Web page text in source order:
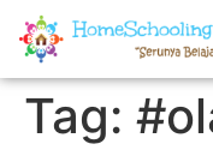
Tag: